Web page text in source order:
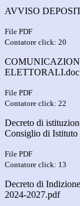
AVVISO
File PDF
Contatore click: 20
File PDF
Contatore click: 22
Decreto di
Consiglio di Istituto
File PDF
Contatore click: 13
Decreto di
2024-2027.pdf